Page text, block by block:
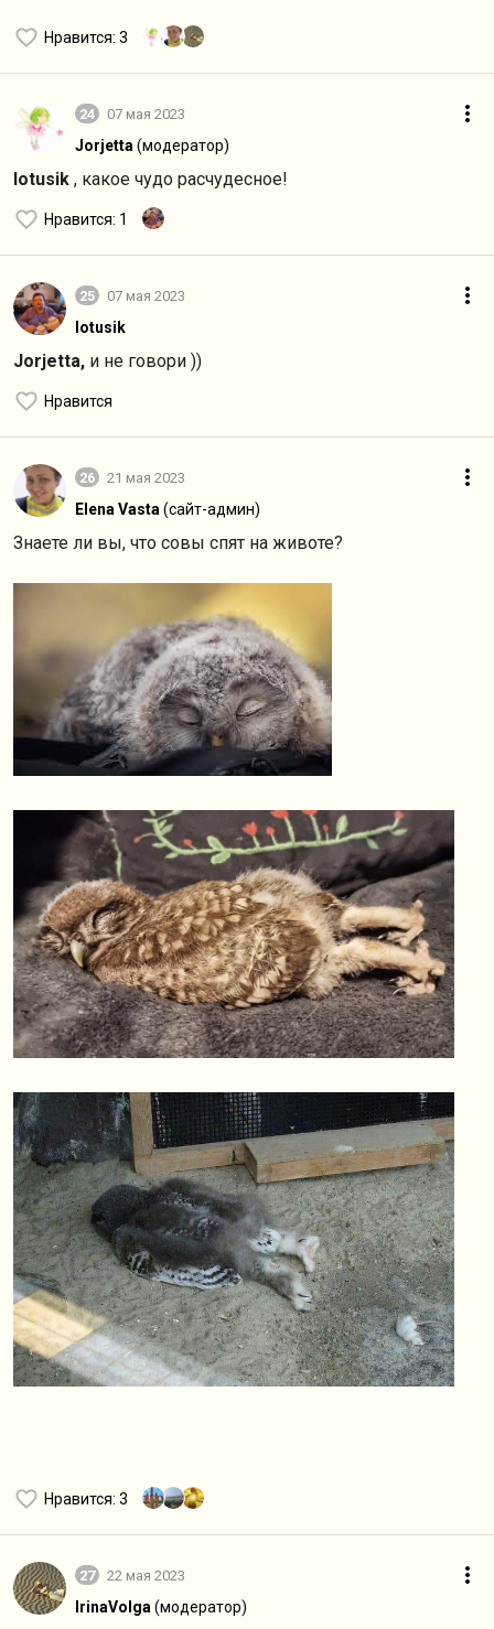
Нравится: 3
24 07 мая 2023
Jorjetta (модератор)
lotusik , какое чудо расчудесное!
Нравится: 1
25 07 мая 2023
lotusik
Jorjetta, и не говори ))
Нравится
26 21 мая 2023
Elena Vasta (сайт-админ)
Знаете ли вы, что совы спят на животе?
Нравится: 3
27 22 мая 2023
IrinaVolga (модератор)